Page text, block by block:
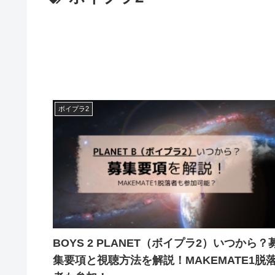
ボイプラ2
BOYS 2 PLANET（ボイプラ2）いつから？
集要項と視聴方法を解説！MAKEMATE1脱